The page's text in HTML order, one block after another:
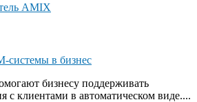
AMIX
системы в бизнес
бизнесу поддерживать
с клиентами в автоматическом виде....